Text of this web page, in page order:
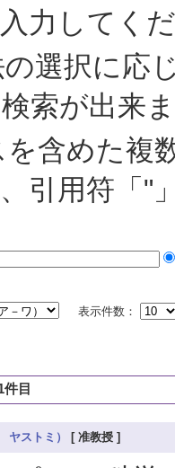
力してく
選択に応
索が出来
含めた複
引用符「"
表示件数：
目
ストミ） [ 准教授 ]